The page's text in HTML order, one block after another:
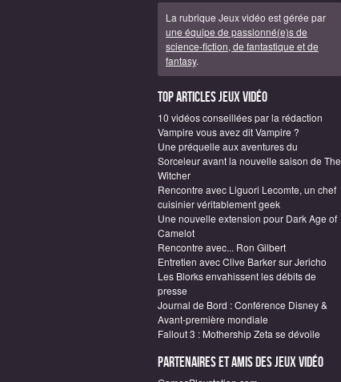
La rubrique Jeux vidéo est gérée par
une équipe de passionné(e)s de
science-fiction, de fantastique et de
fantasy.
Top articles Jeux vidéo
10 vidéos conseillées par la rédaction
Vampire vous avez dit Vampire ?
Une préquelle aux aventures du
Sorceleur avant la nouvelle saison de The
Witcher
Rencontre avec Liguori Lecomte, un chef
cuisinier véritablement geek
Une nouvelle extension pour Dark Age of
Camelot
Rencontre avec... Ron Gilbert
Entretien avec Clive Barker sur Jericho
Les Blorks envahissent les débits de
presse
Journal de Bord : Conférence Disney &
Avant-première mondiale
Fallout 3 : Mothership Zeta se dévoile
Partenaires et amis des jeux vidéo